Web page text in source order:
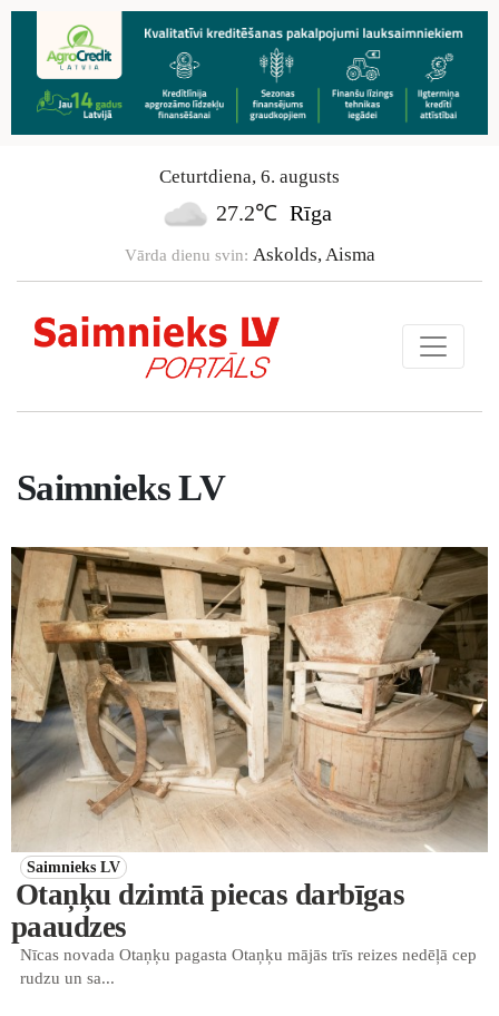
Ceturtdiena, 6. augusts
27.2℃ Rīga
Vārda dienu svin: Askolds, Aisma
Saimnieks LV
Saimnieks LV
Otaņķu dzimtā piecas darbīgas
paaudzes
Nīcas novada Otaņķu pagasta Otaņķu mājās trīs reizes nedēļā cep
rudzu un sa...